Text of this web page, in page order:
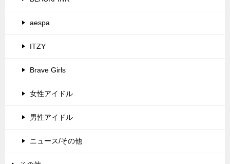
aespa
ITZY
Brave Girls
女性アイドル
男性アイドル
ニュース/その他